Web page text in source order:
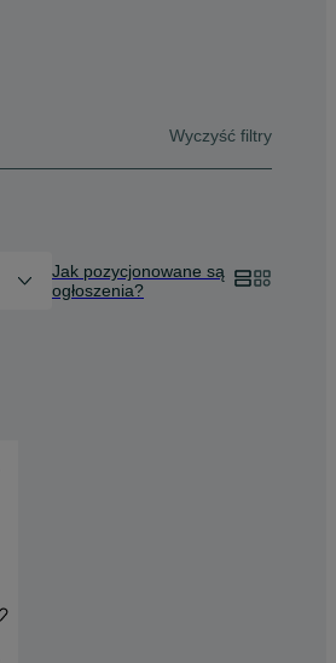
Wyczyść filtry
Jak pozycjonowane są
ogłoszenia?